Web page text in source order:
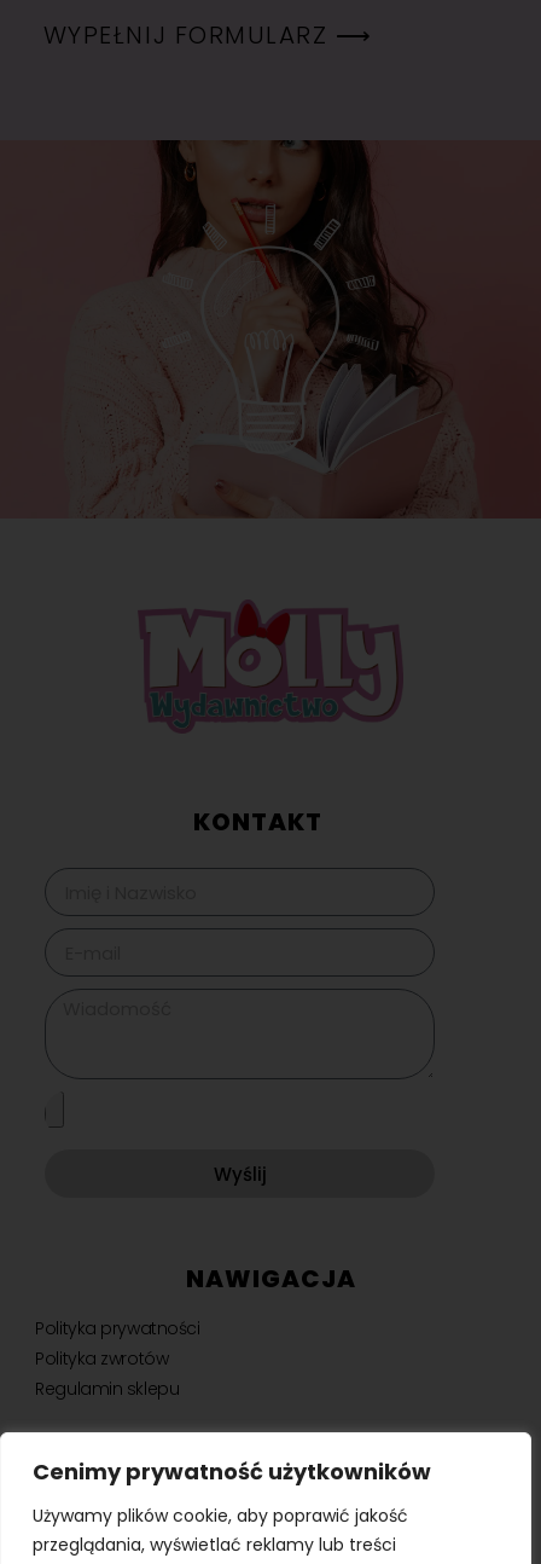
Cenimy prywatność użytkowników
Używamy plików cookie, aby poprawić jakość
przeglądania, wyświetlać reklamy lub treści
WYPEŁNIJ FORMULARZ ⟶
KONTAKT
Wyślij
NAWIGACJA
Polityka prywatności
Polityka zwrotów
Regulamin sklepu
NEWSLETTER
Bądź na bieżąco, otrzymuj ekskluzywne oferty i nie tylko.